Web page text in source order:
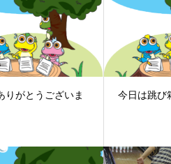
りがとうございま
今日は跳